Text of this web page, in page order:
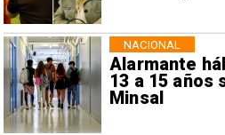
Alarmante
13 a 15 años
Minsal
NACIONAL